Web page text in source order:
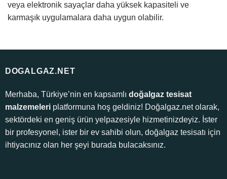
veya elektronik sayaçlar daha yüksek kapasiteli ve
karmaşık uygulamalara daha uygun olabilir.
DOGALGAZ.NET
Merhaba, Türkiye’nin en kapsamlı doğalgaz tesisat
malzemeleriplatformuna hoş geldiniz! Doğalgaz.net olarak,
sektördeki en geniş ürün yelpazesiyle hizmetinizdeyiz. İster
bir profesyonel, ister bir ev sahibi olun, doğalgaz tesisatı için
ihtiyacınız olan her şeyi burada bulacaksınız.